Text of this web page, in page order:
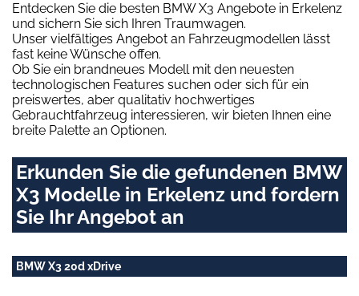
Entdecken Sie die besten BMW X3 Angebote in Erkelenz
und sichern Sie sich Ihren Traumwagen.
Unser vielfältiges Angebot an Fahrzeugmodellen lässt
fast keine Wünsche offen.
Ob Sie ein brandneues Modell mit den neuesten
technologischen Features suchen oder sich für ein
preiswertes, aber qualitativ hochwertiges
Gebrauchtfahrzeug interessieren, wir bieten Ihnen eine
breite Palette an Optionen.
Erkunden Sie die gefundenen BMW
X3 Modelle in Erkelenz und fordern
Sie Ihr Angebot an
BMW X3 20d xDrive